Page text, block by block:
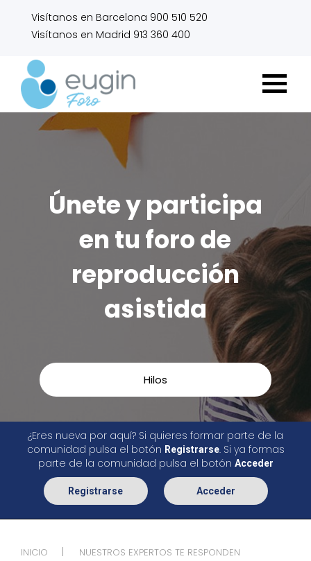
Visítanos en Barcelona 900 510 520
Visítanos en Madrid 913 360 400
Únete y participa
en tu foro de
reproducción
asistida
Hilos
¿Eres nueva por aquí? Si quieres formar parte de la
comunidad pulsa el botón Registrarse. Si ya formas
parte de la comunidad pulsa el botón Acceder
Registrarse Acceder
INICIO NUESTROS EXPERTOS TE RESPONDEN